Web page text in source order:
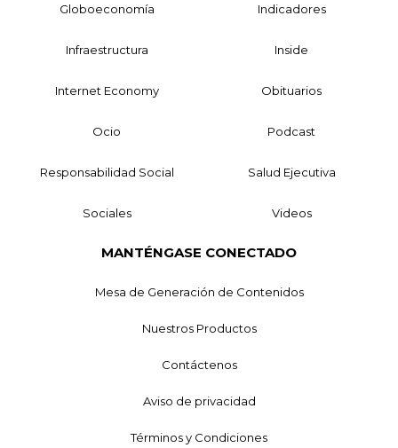
Globoeconomía Indicadores
Infraestructura Inside
Internet Economy Obituarios
Ocio Podcast
Responsabilidad Social Salud Ejecutiva
Sociales Videos
MANTÉNGASE CONECTADO
Mesa de Generación de Contenidos
Nuestros Productos
Contáctenos
Aviso de privacidad
Términos y Condiciones